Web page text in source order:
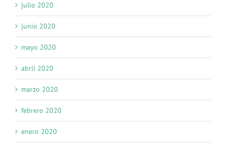
julio 2020
junio 2020
mayo 2020
abril 2020
marzo 2020
febrero 2020
enero 2020